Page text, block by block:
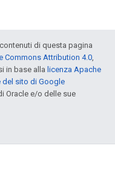
di questa pagina
Commons Attribution 4.0,
in base alla licenza Apache
del sito di Google
Oracle e/o delle sue